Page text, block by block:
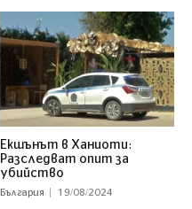
Екшънът в Ханиоти:
Разследват опит за
убийство
България 19/08/2024